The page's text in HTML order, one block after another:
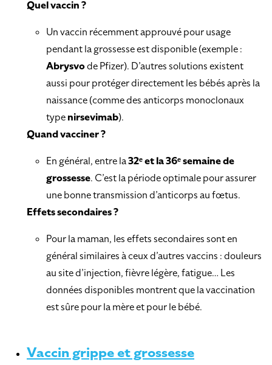
Quel vaccin ?
Un vaccin récemment approuvé pour usage
pendant la grossesse est disponible (exemple :
Abrysvode Pfizer). D’autres solutions existent
aussi pour protéger directement les bébés après la
naissance (comme des anticorps monoclonaux
typenirsevimab).
Quand vacciner ?
En général, entre la32ᵉ et la 36ᵉ semaine de
grossesse. C’est la période optimale pour assurer
une bonne transmission d’anticorps au fœtus.
Effets secondaires ?
Pour la maman, les effets secondaires sont en
général similaires à ceux d’autres vaccins : douleurs
au site d’injection, fièvre légère, fatigue… Les
données disponibles montrent que la vaccination
est sûre pour la mère et pour le bébé.
Vaccin grippe et grossesse